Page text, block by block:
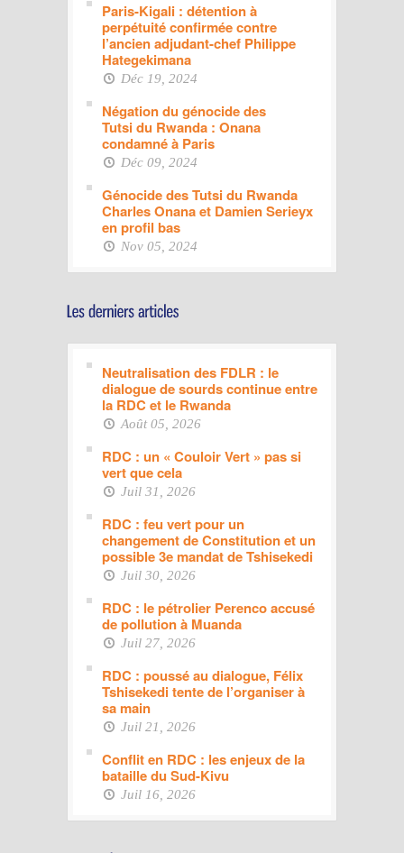
Paris-Kigali : détention à
perpétuité confirmée contre
l’ancien adjudant-chef Philippe
Hategekimana
Déc 19, 2024
Négation du génocide des
Tutsi du Rwanda : Onana
condamné à Paris
Déc 09, 2024
Génocide des Tutsi du Rwanda
Charles Onana et Damien Serieyx
en profil bas
Nov 05, 2024
Neutralisation des FDLR : le
dialogue de sourds continue entre
la RDC et le Rwanda
Août 05, 2026
RDC : un « Couloir Vert » pas si
vert que cela
Juil 31, 2026
RDC : feu vert pour un
changement de Constitution et un
possible 3e mandat de Tshisekedi
Juil 30, 2026
RDC : le pétrolier Perenco accusé
de pollution à Muanda
Juil 27, 2026
RDC : poussé au dialogue, Félix
Tshisekedi tente de l’organiser à
sa main
Juil 21, 2026
Conflit en RDC : les enjeux de la
bataille du Sud-Kivu
Juil 16, 2026